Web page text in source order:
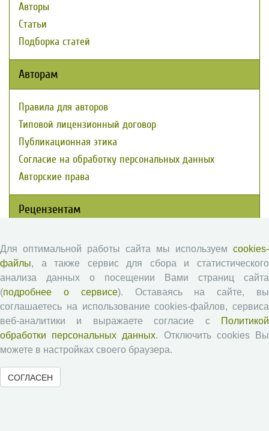
Авторы
Статьи
Подборка статей
Авторам
Правила для авторов
Типовой лицензионный договор
Публикационная этика
Согласие на обработку персональных данных
Авторские права
Рецензентам
Памятка рецензенту
Положение о рецензировании
Форма рецензии
Журналы ВолНЦ РАН
Экономические и социальные перемены
Проблемы развития территории
Вопросы территориального развития
Для оптимальной работы сайта мы используем cookies-
файлы, а также сервис для сбора и статистического
анализа данных о посещении Вами страниц сайта
(подробнее о сервисе). Оставаясь на сайте, вы
соглашаетесь на использование cookies-файлов, сервиса
веб-аналитики и выражаете согласие с
Политикой
обработки персональных данных. Отключить cookies Вы
можете в настройках своего браузера.
СОГЛАСЕН